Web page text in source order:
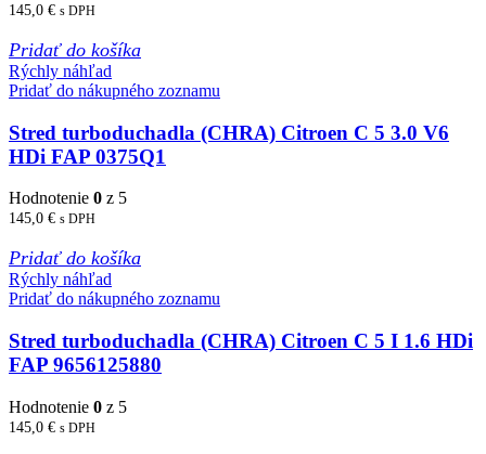
145,0 € s DPH
Pridať do košíka
Rýchly náhľad
Pridať do nákupného zoznamu
Stred turboduchadla (CHRA) Citroen C 5 3.0 V6
HDi FAP 0375Q1
Hodnotenie 0 z 5
145,0 € s DPH
Pridať do košíka
Rýchly náhľad
Pridať do nákupného zoznamu
Stred turboduchadla (CHRA) Citroen C 5 I 1.6 HDi
FAP 9656125880
Hodnotenie 0 z 5
145,0 € s DPH